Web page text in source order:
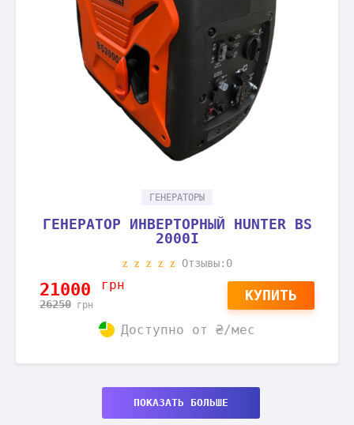
ГЕНЕРАТОРЫ
ГЕНЕРАТОР ИНВЕРТОРНЫЙ HUNTER BS
2000I
Отзывы:0
21000 грн
26250 грн
КУПИТЬ
Доступно от ₴/мес
ПОКАЗАТЬ БОЛЬШЕ